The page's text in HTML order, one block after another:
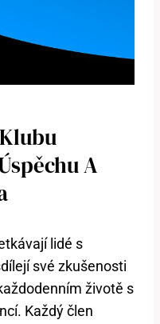
A
lidé s
své zkušenosti
životě s
Každý člen